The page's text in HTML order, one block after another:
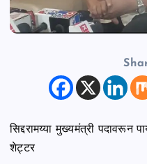
सिद्दरामय्या मुख्यमंत्री पदावरून
शेट्टर